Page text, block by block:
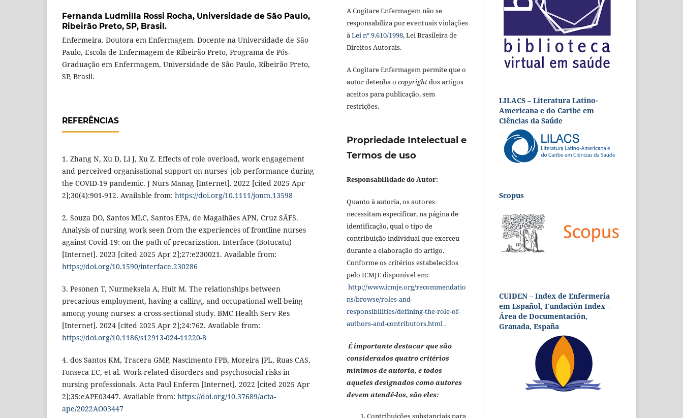
Fernanda Ludmilla Rossi Rocha, Universidade de São Paulo,
Ribeirão Preto, SP, Brasil.
Enfermeira. Doutora em Enfermagem. Docente na Universidade de São
Paulo, Escola de Enfermagem de Ribeirão Preto, Programa de Pós-
Graduação em Enfermagem, Universidade de São Paulo, Ribeirão Preto,
SP, Brasil.
REFERÊNCIAS
1. Zhang N, Xu D, Li J, Xu Z. Effects of role overload, work engagement
and perceived organisational support on nurses' job performance during
the COVID-19 pandemic. J Nurs Manag [Internet]. 2022 [cited 2025 Apr
2];30(4):901-912. Available from: https://doi.org/10.1111/jonm.13598
2. Souza DO, Santos MLC, Santos EPA, de Magalhães APN, Cruz SÂFS.
Analysis of nursing work seen from the experiences of frontline nurses
against Covid-19: on the path of precarization. Interface (Botucatu)
[Internet]. 2023 [cited 2025 Apr 2];27:e230021. Available from:
https://doi.org/10.1590/interface.230286
3. Pesonen T, Nurmeksela A, Hult M. The relationships between
precarious employment, having a calling, and occupational well-being
among young nurses: a cross-sectional study. BMC Health Serv Res
[Internet]. 2024 [cited 2025 Apr 2];24:762. Available from:
https://doi.org/10.1186/s12913-024-11220-8
4. dos Santos KM, Tracera GMP, Nascimento FPB, Moreira JPL, Ruas CAS,
Fonseca EC, et al. Work-related disorders and psychosocial risks in
nursing professionals. Acta Paul Enferm [Internet]. 2022 [cited 2025 Apr
2];35:eAPE03447. Available from: https://doi.org/10.37689/acta-
ape/2022AO03447
A Cogitare Enfermagem não se
responsabiliza por eventuais violações
àLei nº 9.610/1998, Lei Brasileira de
Direitos Autorais.
A Cogitare Enfermagem permite que o
autor detenha o copyrightdos artigos
aceitos para publicação, sem
restrições.
Propriedade Intelectual e
Termos de uso
Responsabilidade do Autor:
Quanto à autoria, os autores
necessitam especificar, na página de
identificação, qual o tipo de
contribuição individual que exerceu
durante a elaboração do artigo.
Conforme os critérios estabelecidos
pelo ICMJE disponível em:
http://www.icmje.org/recommendatio
ns/browse/roles-and-
responsibilities/defining-the-role-of-
authors-and-contributors.html .
É importante destacar que são
considerados quatro critérios
mínimos de autoria, e todos
aqueles designados como autores
devem atendê-los, são eles:
Contribuições substanciais para
LILACS – Literatura Latino-
Americana e do Caribe em
Ciências da Saúde
Scopus
CUIDEN – Index de Enfermería
em Español, Fundación Index –
Área de Documentación,
Granada, España